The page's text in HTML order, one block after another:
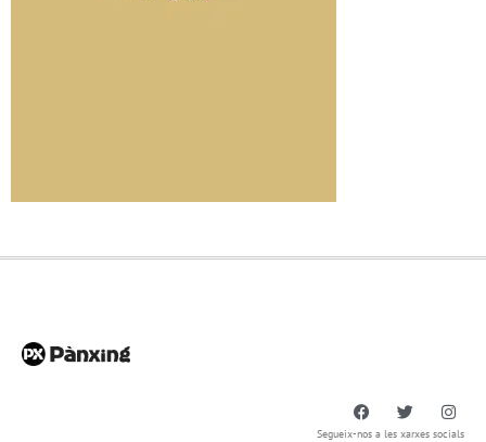
Segueix-nos a les xarxes socials